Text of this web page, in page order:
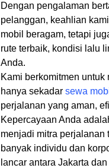
Dengan pengalaman
pelanggan, keahlian
mobil beragam, tetapi
rute terbaik, kondisi lalu
Anda.
Kami berkomitmen
hanya sekadar sewa
perjalanan yang aman,
Kepercayaan Anda
menjadi mitra perjalanan
banyak individu dan
lancar antara Jakarta